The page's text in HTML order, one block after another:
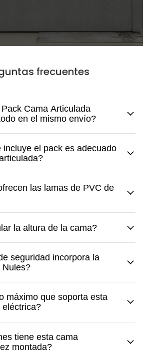
frecuentes
Cama Articulada
en el mismo envío?
incluye el pack es adecuado
las lamas de PVC de
la altura de la cama?
seguridad incorpora la
Nules?
máximo que soporta esta
eléctrica?
tiene esta cama
montada?